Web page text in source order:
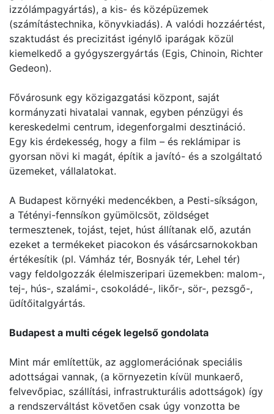
izzólámpagyártás), a kis- és középüzemek
(számítástechnika, könyvkiadás). A valódi hozzáértést,
szaktudást és precizitást igénylő iparágak közül
kiemelkedő a gyógyszergyártás (Egis, Chinoin, Richter
Gedeon).
Fővárosunk egy közigazgatási központ, saját
kormányzati hivatalai vannak, egyben pénzügyi és
kereskedelmi centrum, idegenforgalmi desztináció.
Egy kis érdekesség, hogy a film – és reklámipar is
gyorsan növi ki magát, építik a javító- és a szolgáltató
üzemeket, vállalatokat.
A Budapest környéki medencékben, a Pesti-síkságon,
a Tétényi-fennsíkon gyümölcsöt, zöldséget
termesztenek, tojást, tejet, húst állítanak elő, azután
ezeket a termékeket piacokon és vásárcsarnokokban
értékesítik (pl. Vámház tér, Bosnyák tér, Lehel tér)
vagy feldolgozzák élelmiszeripari üzemekben: malom-,
tej-, hús-, szalámi-, csokoládé-, likőr-, sör-, pezsgő-,
üdítőitalgyártás.
Budapest a multi cégek legelső gondolata
Mint már említettük, az agglomerációnak speciális
adottságai vannak, (a környezetin kívül munkaerő,
felvevőpiac, szállítási, infrastrukturális adottságok) így
a rendszerváltást követően csak úgy vonzotta be